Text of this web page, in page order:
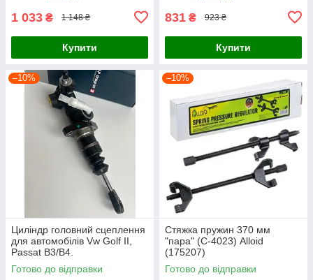
1 033 ₴ 1 148 ₴
Купити
831 ₴ 923 ₴
Купити
–10%
Циліндр головний сцеплення
для автомобілів Vw Golf II,
Passat B3/B4.
Готово до відправки
–10%
Стяжка пружин 370 мм
"пара" (С-4023) Alloid
(175207)
Готово до відправки